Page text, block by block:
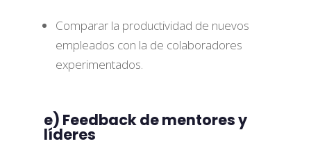
Comparar la productividad de nuevos
empleados con la de colaboradores
experimentados.
e) Feedback de mentores y
líderes